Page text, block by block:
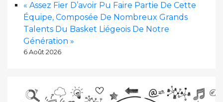
« Assez Fier D’avoir Pu Faire Partie De Cette
Équipe, Composée De Nombreux Grands
Talents Du Basket Liégeois De Notre
Génération »
6 Août 2026